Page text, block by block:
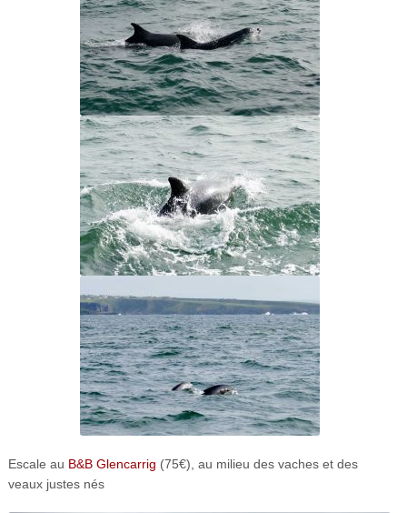
Escale au B&B Glencarrig (75€), au milieu des vaches et des
veaux justes nés